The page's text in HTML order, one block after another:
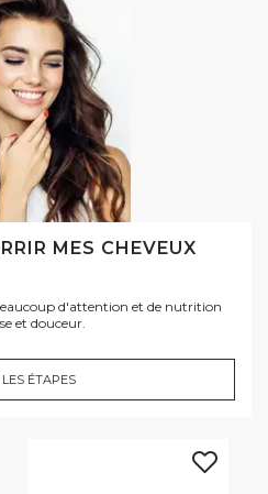
MES CHEVEUX
d'attention et de nutrition
et douceur.
ÉTAPES